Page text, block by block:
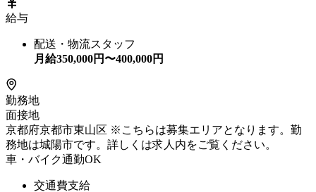
給与
配送・物流スタッフ
月給350,000円〜400,000円
勤務地
面接地
京都府京都市東山区 ※こちらは募集エリアとなります。勤
務地は城陽市です。詳しくは求人内をご覧ください。
車・バイク通勤OK
交通費支給